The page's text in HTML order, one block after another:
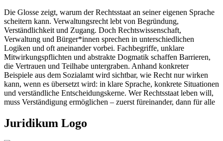
Die Glosse zeigt, warum der Rechtsstaat an seiner eigenen Sprache
scheitern kann. Verwaltungsrecht lebt von Begründung,
Verständlichkeit und Zugang. Doch Rechtswissenschaft,
Verwaltung und Bürger*innen sprechen in unterschiedlichen
Logiken und oft aneinander vorbei. Fachbegriffe, unklare
Mitwirkungspflichten und abstrakte Dogmatik schaffen Barrieren,
die Vertrauen und Teilhabe untergraben. Anhand konkreter
Beispiele aus dem Sozialamt wird sichtbar, wie Recht nur wirken
kann, wenn es übersetzt wird: in klare Sprache, konkrete Situationen
und verständliche Entscheidungskerne. Wer Rechtsstaat leben will,
muss Verständigung ermöglichen – zuerst füreinander, dann für alle
Juridikum Logo